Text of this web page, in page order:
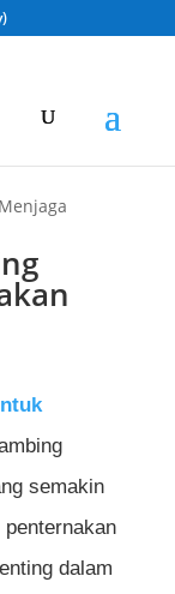
semakin
dalam